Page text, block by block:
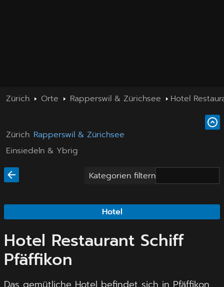
Zürich Orte Rapperswil & Zürichsee Hotel
Zürich Rapperswil & Zürichsee
Einsiedeln & Ybrig
Kategorien filtern
Hotel
Hotel Restaurant Schiff
Pfäffikon